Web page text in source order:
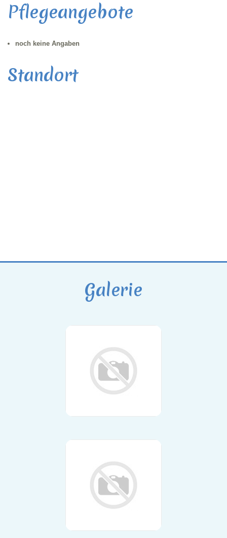
Pflegeangebote
noch keine Angaben
Standort
Galerie